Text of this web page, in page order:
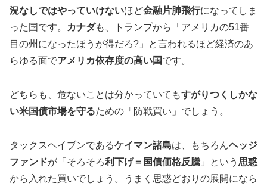
況なしではやっていけないほど金融片肺飛行になってしま
った国です。
カナダも、トランプから「アメリカの51番
目の州になったほうが得だろ?」と言われるほど経済のあ
らゆる面でアメリカ依存度の高い国です。
どちらも、危ないことは分かっていてもすがりつくしかな
い米国債市場を守るための「防戦買い」でしょう。
タックスヘイブンであるケイマン諸島は、もちろんヘッジ
ファンドが「そろそろ利下げ＝国債価格反騰 」という 思惑
から入れた買いでしょう。うまく思惑どおりの展開になら